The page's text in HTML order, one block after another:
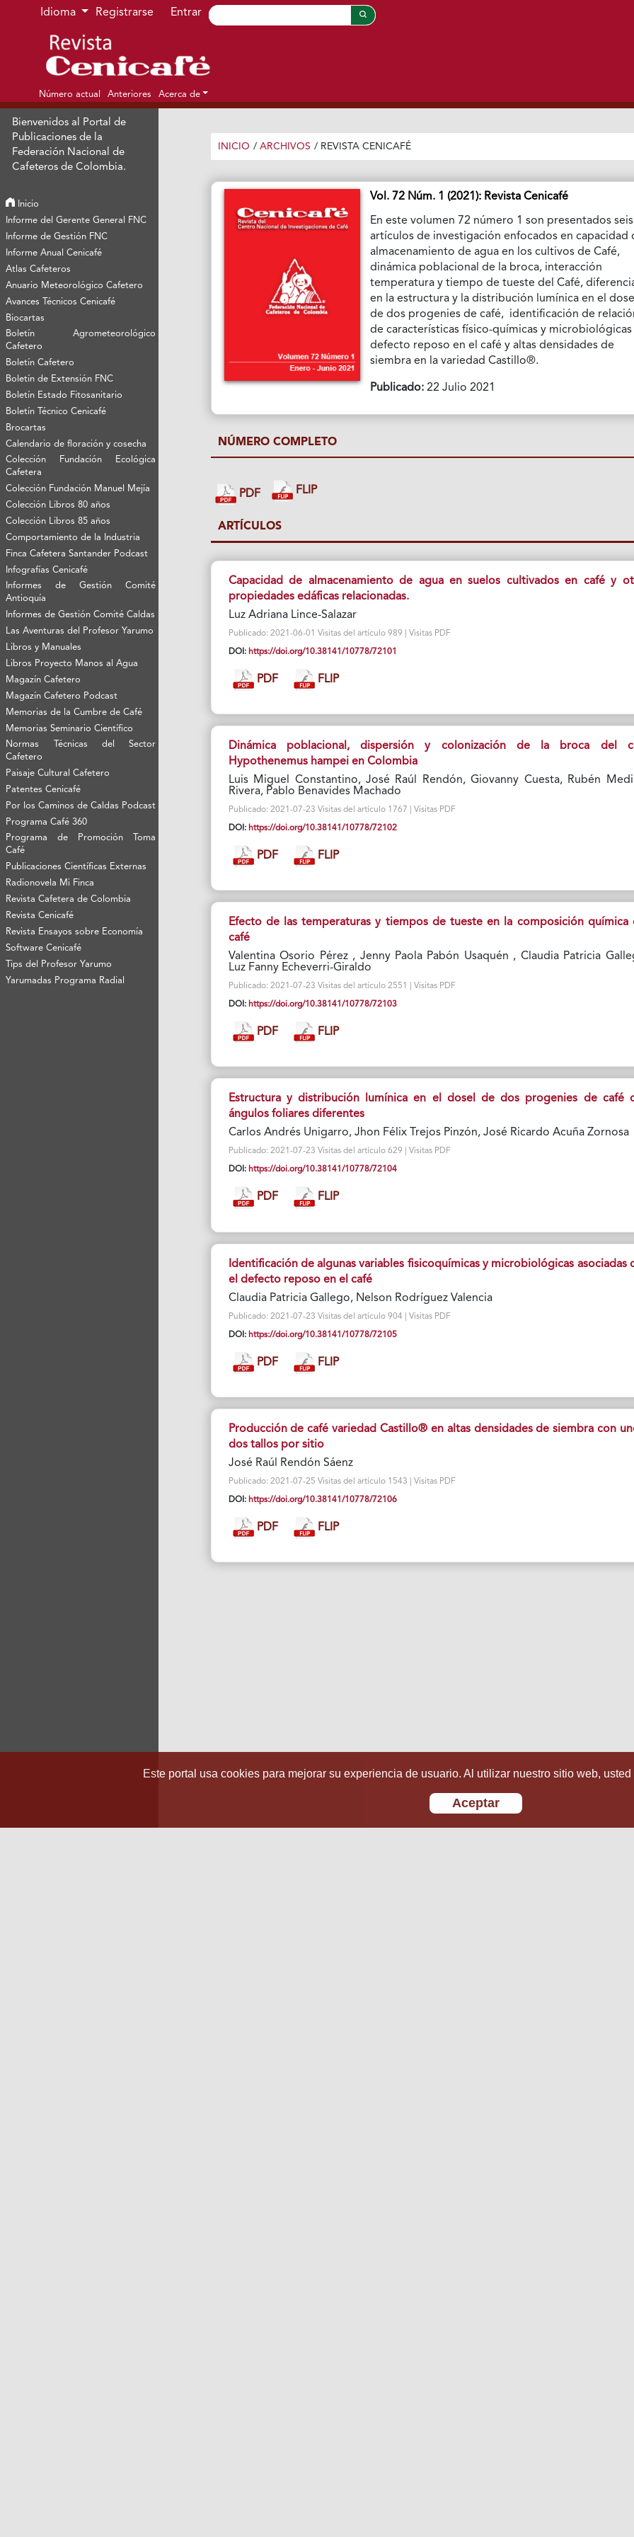
Ir al menú de navegación principal
Ir al contenido principal
Ir al pie de página del sitio
Idioma Registrarse Entrar
Número actual Anteriores Acerca de
Bienvenidos al Portal de
Publicaciones de la
Federación Nacional de
Cafeteros de Colombia.
Inicio
Informe del Gerente General FNC
Informe de Gestión FNC
Informe Anual Cenicafé
Atlas Cafeteros
Anuario Meteorológico Cafetero
Avances Técnicos Cenicafé
Biocartas
Boletín Agrometeorológico
Cafetero
Boletín Cafetero
Boletín de Extensión FNC
Boletín Estado Fitosanitario
Boletín Técnico Cenicafé
Brocartas
Calendario de floración y cosecha
Colección Fundación Ecológica
Cafetera
Colección Fundación Manuel Mejía
Colección Libros 80 años
Colección Libros 85 años
Comportamiento de la Industria
Finca Cafetera Santander Podcast
Infografías Cenicafé
Informes de Gestión Comité
Antioquía
Informes de Gestión Comité Caldas
Las Aventuras del Profesor Yarumo
Libros y Manuales
Libros Proyecto Manos al Agua
Magazín Cafetero
Magazín Cafetero Podcast
Memorias de la Cumbre de Café
Memorias Seminario Científico
Normas Técnicas del Sector
Cafetero
Paisaje Cultural Cafetero
Patentes Cenicafé
Por los Caminos de Caldas Podcast
Programa Café 360
Programa de Promoción Toma
Café
Publicaciones Científicas Externas
Radionovela Mi Finca
Revista Cafetera de Colombia
Revista Cenicafé
Revista Ensayos sobre Economía
Software Cenicafé
Tips del Profesor Yarumo
Yarumadas Programa Radial
INICIO / ARCHIVOS / REVISTA CENICAFÉ
Vol. 72 Núm. 1 (2021): Revista Cenicafé
En este volumen 72 número 1 son presentados seis
artículos de investigación enfocados en capacidad
almacenamiento de agua en los cultivos de Café,
dinámica poblacional de la broca, interacción
temperatura y tiempo de tueste del Café,
en la estructura y la distribución lumínica en el dosel
de dos progenies de café, identificación de
de características físico-químicas y microbiológicas
defecto reposo en el café y altas densidades de
siembra en la variedad Castillo®.
Publicado: 22 Julio 2021
NÚMERO COMPLETO
PDF FLIP
ARTÍCULOS
Capacidad de almacenamiento de agua en suelos cultivados en café y
propiedades edáficas relacionadas.
Luz Adriana Lince-Salazar
Publicado: 2021-06-01 Visitas del artículo 989 | Visitas PDF
DOI: https://doi.org/10.38141/10778/72101
PDF FLIP
Dinámica poblacional, dispersión y colonización de la broca del
Hypothenemus hampei en Colombia
Luis Miguel Constantino, José Raúl Rendón, Giovanny Cuesta, Rubén
Rivera, Pablo Benavides Machado
Publicado: 2021-07-23 Visitas del artículo 1767 | Visitas PDF
DOI: https://doi.org/10.38141/10778/72102
PDF FLIP
Efecto de las temperaturas y tiempos de tueste en la composición química
café
Valentina Osorio Pérez , Jenny Paola Pabón Usaquén , Claudia Patricia
Luz Fanny Echeverri-Giraldo
Publicado: 2021-07-23 Visitas del artículo 2551 | Visitas PDF
DOI: https://doi.org/10.38141/10778/72103
PDF FLIP
Estructura y distribución lumínica en el dosel de dos progenies de café
ángulos foliares diferentes
Carlos Andrés Unigarro, Jhon Félix Trejos Pinzón, José Ricardo Acuña Zornosa
Publicado: 2021-07-23 Visitas del artículo 629 | Visitas PDF
DOI: https://doi.org/10.38141/10778/72104
PDF FLIP
Identificación de algunas variables fisicoquímicas y microbiológicas asociadas
el defecto reposo en el café
Claudia Patricia Gallego, Nelson Rodríguez Valencia
Publicado: 2021-07-23 Visitas del artículo 904 | Visitas PDF
DOI: https://doi.org/10.38141/10778/72105
PDF FLIP
Producción de café variedad Castillo® en altas densidades de siembra con
dos tallos por sitio
José Raúl Rendón Sáenz
Publicado: 2021-07-25 Visitas del artículo 1543 | Visitas PDF
DOI: https://doi.org/10.38141/10778/72106
PDF FLIP
Este portal usa cookies para mejorar su experiencia de usuario. Al utilizar nuestro sitio web,
Aceptar